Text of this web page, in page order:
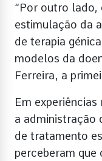
“Por outro lado,
estimulação da
de terapia
modelos da
Ferreira, a
Em
a administração
de tratamento
perceberam que